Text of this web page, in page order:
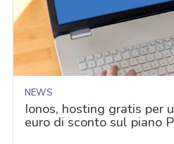
NEWS
Ionos, hosting gratis per
euro di sconto sul piano